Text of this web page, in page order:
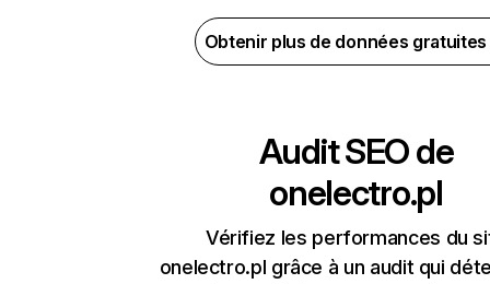
Obtenir plus de données
Audit SEO de
onelectro.pl
Vérifiez les performances du
onelectro.pl grâce à un audit qui